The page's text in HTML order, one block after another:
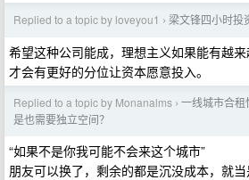
Replied to a topic by loveyou1 › 梁文锋四小时投
希望这种公司能成，理想主义如果能有越来
才会有更好的分位让资本愿意投入。
Replied to a topic by Monanalms › 一线城市合
是也需要独立空间？
“如果不是你我可能不会来这个城市”
朋友可以换了，剩余的都是沉没成本，就